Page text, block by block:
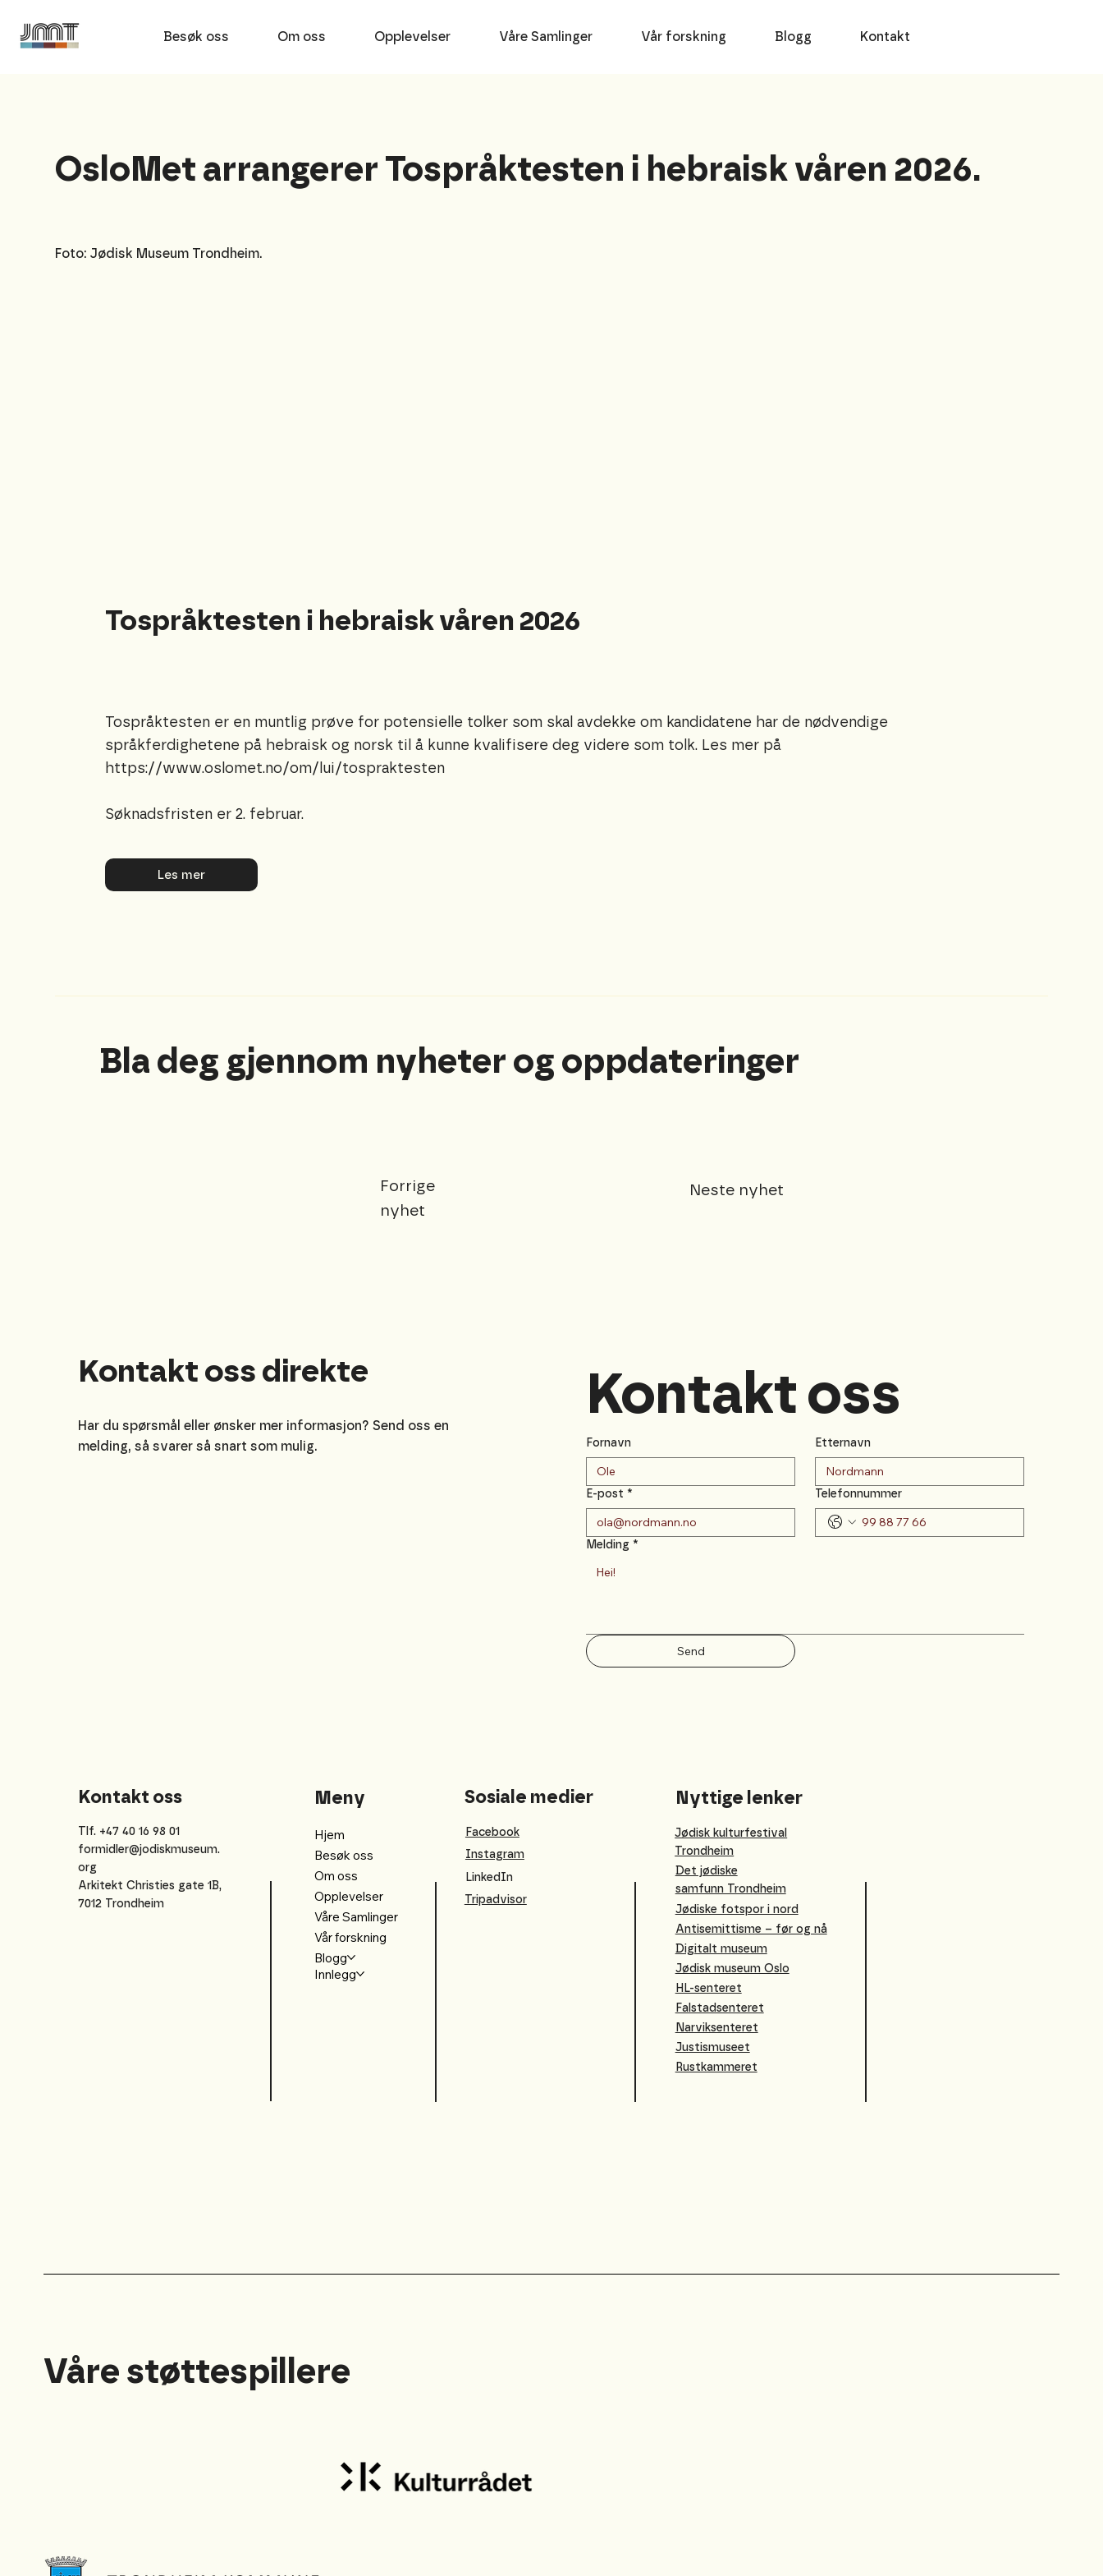
Besøk oss Om oss Opplevelser Våre Samlinger Vår forskning Blogg Kontakt
OsloMet arrangerer Tospråktesten i hebraisk våren 2026.
Foto: Jødisk Museum Trondheim.
Tospråktesten i hebraisk våren 2026
Tospråktesten er en muntlig prøve for potensielle tolker som skal avdekke om kandidatene har de nødvendige
språkferdighetene på hebraisk og norsk til å kunne kvalifisere deg videre som tolk. Les mer på
https://www.oslomet.no/om/lui/tospraktesten
Søknadsfristen er 2. februar.
Les mer
Bla deg gjennom nyheter og oppdateringer
Forrige
nyhet
Neste nyhet
Våre støttespillere
Kontakt oss
Tlf. +47 40 16 98 01
formidler@jodiskmuseum.
org
Arkitekt Christies gate 1B,
7012 Trondheim
Meny
Hjem
Besøk oss
Om oss
Opplevelser
Våre Samlinger
Vår forskning
Blogg
Innlegg
Sosiale medier
Facebook
Instagram
LinkedIn
Tripadvisor
Nyttige lenker
Jødisk kulturfestival
Trondheim
Det jødiske
samfunn Trondheim
Jødiske fotspor i nord
Antisemittisme – før og nå
Digitalt museum
Jødisk museum Oslo
HL-senteret
Falstadsenteret
Narviksenteret
Justismuseet
Rustkammeret
Kontakt oss direkte
Har du spørsmål eller ønsker mer informasjon? Send oss en
melding, så svarer så snart som mulig.
Kontakt oss
Fornavn Etternavn
E-post * Telefonnummer
Melding *
Send